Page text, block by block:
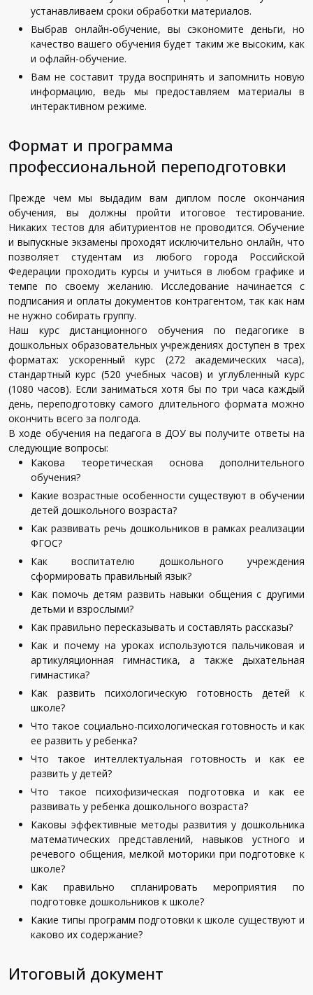
устанавливаем сроки обработки материалов.
Выбрав онлайн-обучение, вы сэкономите деньги, но
качество вашего обучения будет таким же высоким, как
и офлайн-обучение.
Вам не составит труда воспринять и запомнить новую
информацию, ведь мы предоставляем материалы в
интерактивном режиме.
Формат и программа
профессиональной переподготовки
Прежде чем мы выдадим вам диплом после окончания
обучения, вы должны пройти итоговое тестирование.
Никаких тестов для абитуриентов не проводится. Обучение
и выпускные экзамены проходят исключительно онлайн, что
позволяет студентам из любого города Российской
Федерации проходить курсы и учиться в любом графике и
темпе по своему желанию. Исследование начинается с
подписания и оплаты документов контрагентом, так как нам
не нужно собирать группу.
Наш курс дистанционного обучения по педагогике в
дошкольных образовательных учреждениях доступен в трех
форматах: ускоренный курс (272 академических часа),
стандартный курс (520 учебных часов) и углубленный курс
(1080 часов). Если заниматься хотя бы по три часа каждый
день, переподготовку самого длительного формата можно
окончить всего за полгода.
В ходе обучения на педагога в ДОУ вы получите ответы на
следующие вопросы:
Какова теоретическая основа дополнительного
обучения?
Какие возрастные особенности существуют в обучении
детей дошкольного возраста?
Как развивать речь дошкольников в рамках реализации
ФГОС?
Как воспитателю дошкольного учреждения
сформировать правильный язык?
Как помочь детям развить навыки общения с другими
детьми и взрослыми?
Как правильно пересказывать и составлять рассказы?
Как и почему на уроках используются пальчиковая и
артикуляционная гимнастика, а также дыхательная
гимнастика?
Как развить психологическую готовность детей к
школе?
Что такое социально-психологическая готовность и как
ее развить у ребенка?
Что такое интеллектуальная готовность и как ее
развить у детей?
Что такое психофизическая подготовка и как ее
развивать у ребенка дошкольного возраста?
Каковы эффективные методы развития у дошкольника
математических представлений, навыков устного и
речевого общения, мелкой моторики при подготовке к
школе?
Как правильно спланировать мероприятия по
подготовке дошкольников к школе?
Какие типы программ подготовки к школе существуют и
каково их содержание?
Итоговый документ